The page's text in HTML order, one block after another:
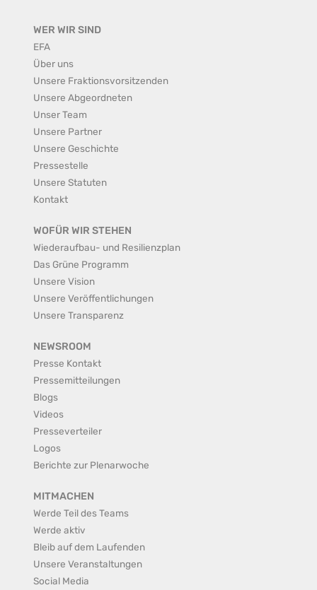
WER WIR SIND
EFA
Über uns
Unsere Fraktionsvorsitzenden
Unsere Abgeordneten
Unser Team
Unsere Partner
Unsere Geschichte
Pressestelle
Unsere Statuten
Kontakt
WOFÜR WIR STEHEN
Wiederaufbau- und Resilienzplan
Das Grüne Programm
Unsere Vision
Unsere Veröffentlichungen
Unsere Transparenz
NEWSROOM
Presse Kontakt
Pressemitteilungen
Blogs
Videos
Presseverteiler
Logos
Berichte zur Plenarwoche
MITMACHEN
Werde Teil des Teams
Werde aktiv
Bleib auf dem Laufenden
Unsere Veranstaltungen
Social Media